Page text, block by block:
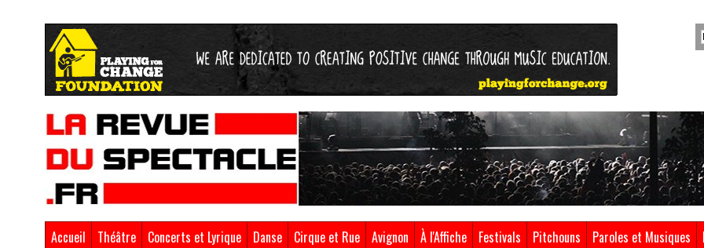
Accueil Théâtre Concerts et Lyrique Danse Cirque et Rue Avignon À l'Affiche Festivals Pitchouns Paroles et Musiques